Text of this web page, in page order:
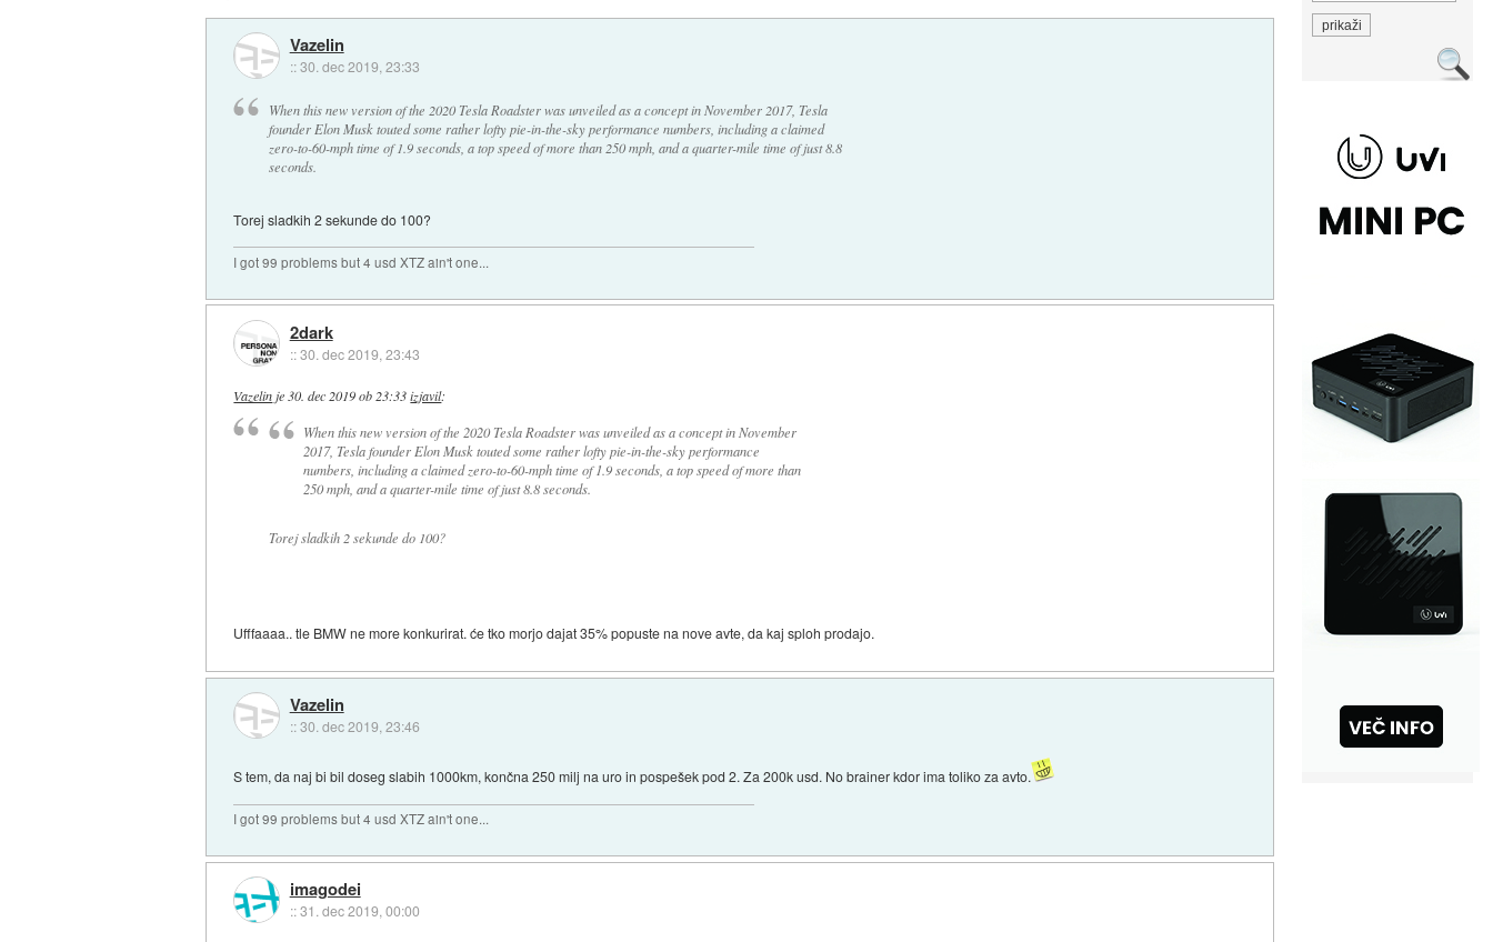
Vazelin
::30. dec 2019, 23:33
When this new version of the 2020 Tesla Roadster was unveiled as a concept in November 2017, Tesla
founder Elon Musk touted some rather lofty pie-in-the-sky performance numbers, including a claimed
zero-to-60-mph time of 1.9 seconds, a top speed of more than 250 mph, and a quarter-mile time of just 8.8
seconds.
Torej sladkih 2 sekunde do 100?
I got 99 problems but 4 usd XTZ ain't one...
2dark
::30. dec 2019, 23:43
Vazelinje30. dec 2019 ob 23:33 izjavil:
When this new version of the 2020 Tesla Roadster was unveiled as a concept in November
2017, Tesla founder Elon Musk touted some rather lofty pie-in-the-sky performance
numbers, including a claimed zero-to-60-mph time of 1.9 seconds, a top speed of more than
250 mph, and a quarter-mile time of just 8.8 seconds.
Torej sladkih 2 sekunde do 100?
Ufffaaaa.. tle BMW ne more konkurirat. će tko morjo dajat 35% popuste na nove avte, da kaj sploh prodajo.
Vazelin
::30. dec 2019, 23:46
S tem, da naj bi bil doseg slabih 1000km, končna 250 milj na uro in pospešek pod 2. Za 200k usd. No brainer kdor ima toliko za avto.
I got 99 problems but 4 usd XTZ ain't one...
imagodei
::31. dec 2019, 00:00